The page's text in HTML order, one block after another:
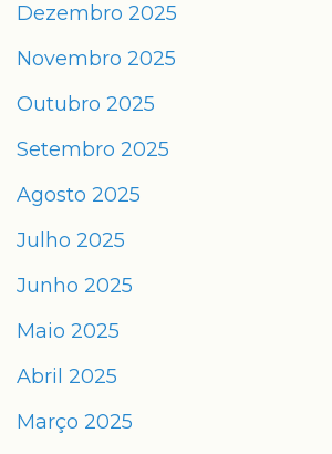
Dezembro 2025
Novembro 2025
Outubro 2025
Setembro 2025
Agosto 2025
Julho 2025
Junho 2025
Maio 2025
Abril 2025
Março 2025